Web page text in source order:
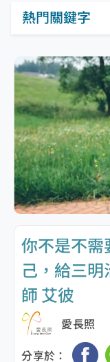
你不是不需
己，給三
師 艾彼
愛長照
分享於：
熱門關鍵字